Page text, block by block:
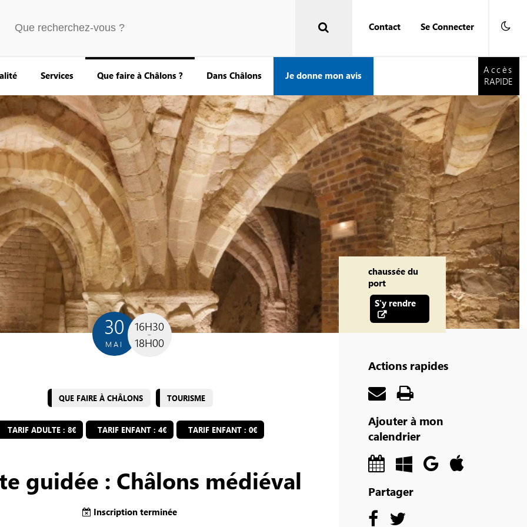
Contact Se Connecter
Accès
Services Que faire à Châlons ? Dans Châlons Je donne mon avis
Accès
RAPIDE
30
MAI
16H30
18H00
QUE FAIRE À CHÂLONS TOURISME
TARIF ADULTE : 8€ TARIF ENFANT : 4€ TARIF ENFANT : 0€
guidée : Châlons médiéval
Inscription terminée
chaussée du
port
S'y rendre
Actions rapides
Ajouter à mon
calendrier
Partager